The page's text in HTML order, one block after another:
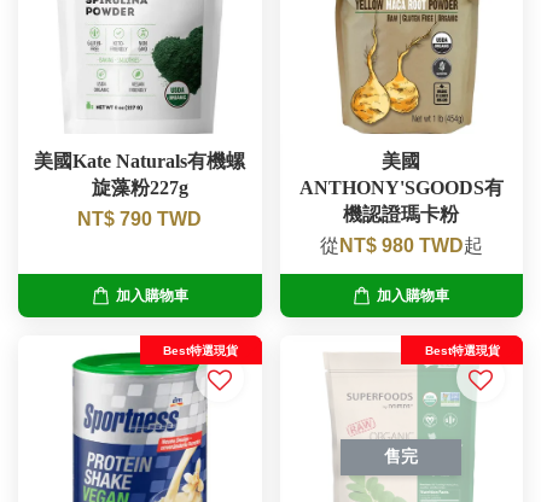
美國Kate Naturals有機螺
旋藻粉227g
NT$ 790 TWD
加入購物車
美國
ANTHONY'SGOODS有
機認證瑪卡粉
從 NT$ 980 TWD起
加入購物車
Best特選現貨
售完
Best特選現貨